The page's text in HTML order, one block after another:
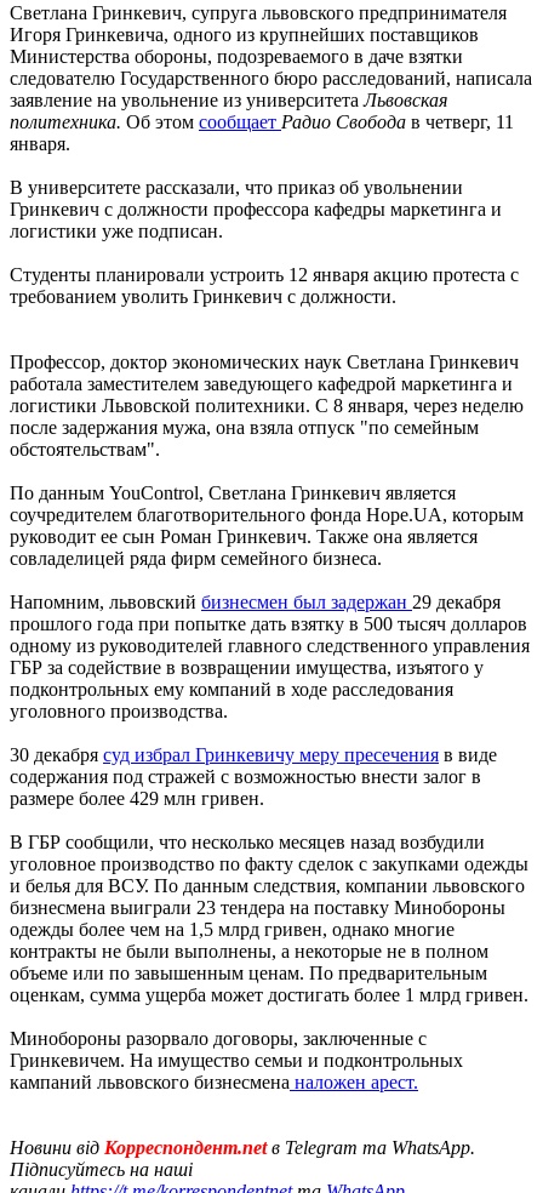
Светлана Гринкевич, супруга львовского предпринимателя
Игоря Гринкевича, одного из крупнейших поставщиков
Министерства обороны, подозреваемого в даче взятки
следователю Государственного бюро расследований, написала
заявление на увольнение из университетаЛьвовская
политехника. Об этом сообщает Радио Свобода в четверг, 11
января.
В университете рассказали, что приказ об увольнении
Гринкевич с должности профессора кафедры маркетинга и
логистики уже подписан.
Студенты планировали устроить 12 января акцию протеста с
требованием уволить Гринкевич с должности.
Профессор, доктор экономических наук Светлана Гринкевич
работала заместителем заведующего кафедрой маркетинга и
логистики Львовской политехники. С 8 января, через неделю
после задержания мужа, она взяла отпуск "по семейным
обстоятельствам".
По данным YouControl, Светлана Гринкевич является
соучредителем благотворительного фонда Hope.UA, которым
руководит ее сын Роман Гринкевич. Также она является
совладелицей ряда фирм семейного бизнеса.
Напомним, львовский бизнесмен был задержан 29 декабря
прошлого года при попытке дать взятку в 500 тысяч долларов
одному из руководителей главного следственного управления
ГБР за содействие в возвращении имущества, изъятого у
подконтрольных ему компаний в ходе расследования
уголовного производства.
30 декабря суд избрал Гринкевичу меру пресечения в виде
содержания под стражей с возможностью внести залог в
размере более 429 млн гривен.
В ГБР сообщили, что несколько месяцев назад возбудили
уголовное производство по факту сделок с закупками одежды
и белья для ВСУ. По данным следствия, компании львовского
бизнесмена выиграли 23 тендера на поставку Минобороны
одежды более чем на 1,5 млрд гривен, однако многие
контракты не были выполнены, а некоторые не в полном
объеме или по завышенным ценам. По предварительным
оценкам, сумма ущерба может достигать более 1 млрд гривен.
Минобороны разорвало договоры, заключенные с
Гринкевичем. На имущество семьи и подконтрольных
кампаний львовского бизнесмена наложен арест.
Новини від Корреспондент.netв Telegram та WhatsApp.
Підписуйтесь на наші